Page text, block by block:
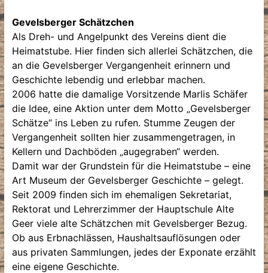
Gevelsberger Schätzchen
Als Dreh- und Angelpunkt des Vereins dient die
Heimatstube. Hier finden sich allerlei Schätzchen, die
an die Gevelsberger Vergangenheit erinnern und
Geschichte lebendig und erlebbar machen.
2006 hatte die damalige Vorsitzende Marlis Schäfer
die Idee, eine Aktion unter dem Motto „Gevelsberger
Schätze“ ins Leben zu rufen. Stumme Zeugen der
Vergangenheit sollten hier zusammengetragen, in
Kellern und Dachböden „augegraben“ werden.
Damit war der Grundstein für die Heimatstube – eine
Art Museum der Gevelsberger Geschichte – gelegt.
Seit 2009 finden sich im ehemaligen Sekretariat,
Rektorat und Lehrerzimmer der Hauptschule Alte
Geer viele alte Schätzchen mit Gevelsberger Bezug.
Ob aus Erbnachlässen, Haushaltsauflösungen oder
aus privaten Sammlungen, jedes der Exponate erzählt
eine eigene Geschichte.